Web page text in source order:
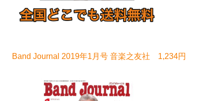
Band Journal 2019年1月号 音楽之友社 1,234円